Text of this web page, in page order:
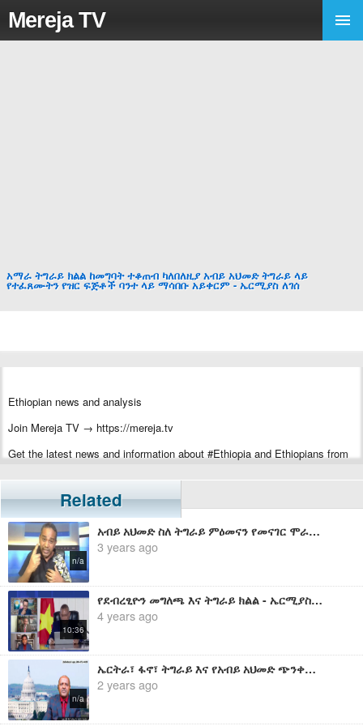
Mereja TV
አማራ ትግራይ ክልል ከመግባት ተቆጠብ ካለበለዚያ አብይ አህመድ ትግራይ ላይ
የተፈጸሙትን የዝር ፍጅቶች ባንተ ላይ ማሳበቡ አይቀርም - ኤርሚያስ ለገሰ
Ethiopian news and analysis
Join Mereja TV → https://mereja.tv
Get the latest news and information about #Ethiopia and Ethiopians from
For inquiry or additional information, visit Mereja.com
Mereja presents Ethiopian news, Ethiopian music, sports, arts, and
entertainment
Related
n/a
አብይ አህመድ ስለ ትግራይ ምዕመናን የመናገር ሞራል የለውም ፤ ከተናገራቸው 7 ውሸቶች መካከል - ኤርሚያስ ለገሰ
3 years ago
10:36
የደብረፂዮን መግለጫ እና ትግራይ ክልል - ኤርሚያስ ለገሰ
4 years ago
n/a
ኤርትራ፣ ፋኖ፣ ትግራይ እና የአብይ አህመድ ጭንቀት - በአበበ በለው
2 years ago